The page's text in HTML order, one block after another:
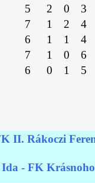
5 2 0
3
7 1 2
4
6 1 1
4
7 1 0
6
6 0 1 5
II. Rákoczi
- FK